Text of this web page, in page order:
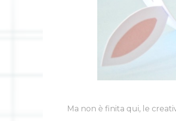
Ma non è finita qui, le